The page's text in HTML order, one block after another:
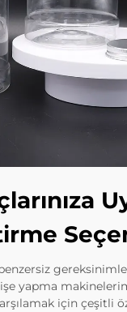
yapma
için çeşitli